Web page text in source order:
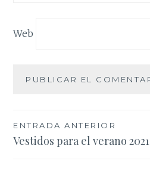
Web
Navegación
de
ENTRADA ANTERIOR
Vestidos para el verano 2021